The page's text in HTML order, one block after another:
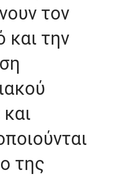
τον
και την
της